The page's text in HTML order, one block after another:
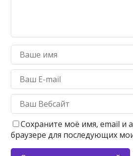
Сохраните моё имя, email и
браузере для последующих